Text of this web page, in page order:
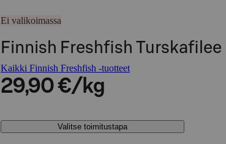
Ei valikoimassa
Finnish Freshfish Turskafilee
Kaikki Finnish Freshfish -tuotteet
29,90 €/kg
Valitse toimitustapa